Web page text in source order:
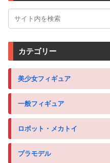
カテゴリー
美少女フィギュア
一般フィギュア
ロボット・メカトイ
プラモデル